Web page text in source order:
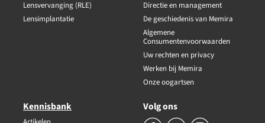
Lensvervanging (RLE)
Lensimplantatie
Directie en management
De geschiedenis van Memira
Algemene
Consumentenvoorwaarden
Uw rechten en privacy
Werken bij Memira
Onze oogartsen
Kennisbank Volg ons